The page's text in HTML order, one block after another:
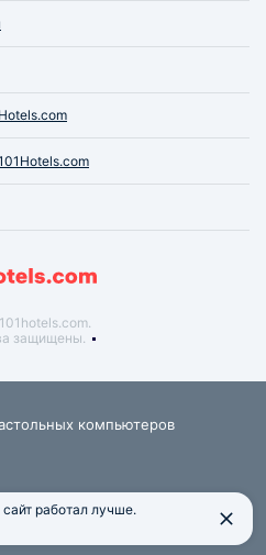
защищены.
компьютеров
данных
работал лучше.